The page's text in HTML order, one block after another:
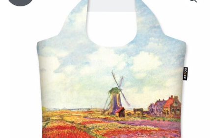
cena
byla:
259 Kč.179 Kč.
Holland"
množství